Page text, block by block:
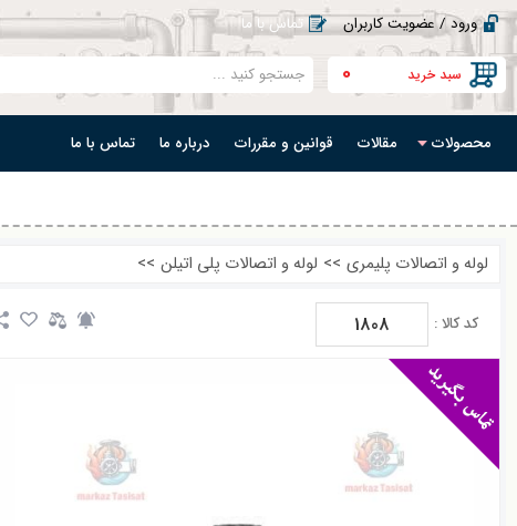
ورود / عضویت کاربران تماس با ما
سبد خرید 0
محصولات مقالات قوانین و مقررات درباره ما
تماس با ما
لوله و اتصالات پلیمری >> لوله و اتصالات پلی اتیلن >>
کد کالا : 1808